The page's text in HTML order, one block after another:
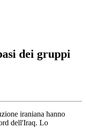
dei gruppi
iraniana hanno
dell'Iraq. Lo